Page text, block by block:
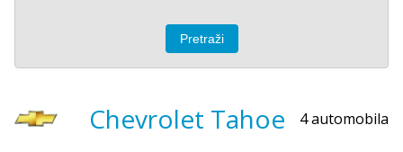
Chevrolet Tahoe 4 automobila